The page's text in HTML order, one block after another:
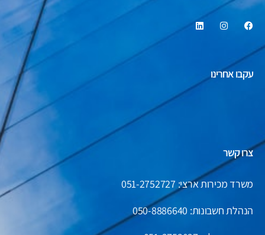
עקבו אחרינו
צרו קשר
משרד מכירות ארצי: 051-2752727
הנהלת חשבונות: 050-8886640